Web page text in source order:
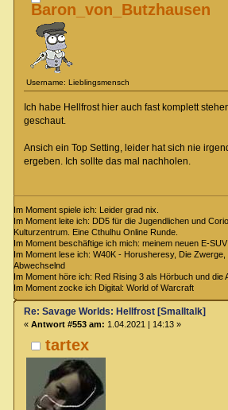
Baron_von_Butzhausen
Username: Lieblingsmensch
Ich habe Hellfrost hier auch fast komplett
geschaut.
Ansich ein Top Setting, leider hat sich nie
ergeben. Ich sollte das mal nachholen.
Im Moment spiele ich: Leider grad nix.
Im Moment leite ich: DD5 für die Jugendlichen und
Kulturzentrum. Eine Cthulhu Online Runde.
Im Moment beschäftige ich mich: meinem neuen E-
Im Moment lese ich: W40K - Horusheresy, Die
Abwechselnd
Im Moment höre ich: Red Rising 3 als Hörbuch und die
Im Moment zocke ich Digital: World of Warcraft
tartex
Re: Savage Worlds: Hellfrost [Smalltalk]
« Antwort #553 am: 1.04.2021 | 14:13 »